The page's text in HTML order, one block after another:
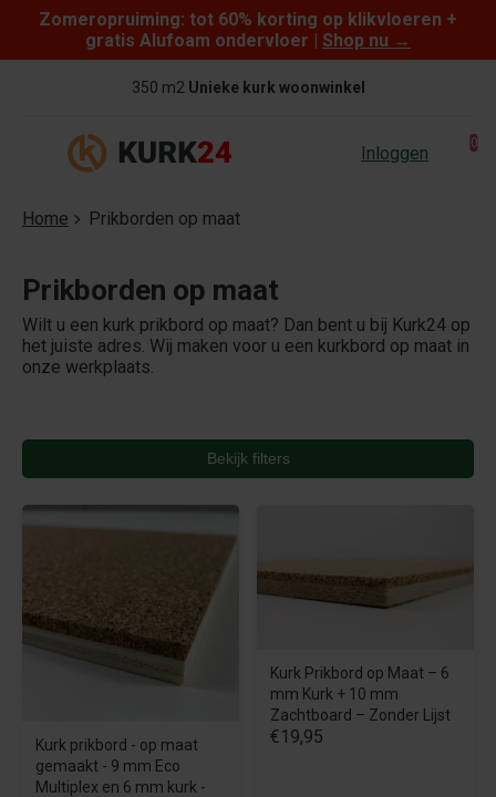
Skip to content
Zomeropruiming: tot 60% korting op klikvloeren +
gratis Alufoam ondervloer | Shop nu →
350 m2 Unieke kurk woonwinkel
Inloggen 0
Home Prikborden op maat
Prikborden op maat
Wilt u een kurk prikbord op maat? Dan bent u bij Kurk24 op
het juiste adres. Wij maken voor u een kurkbord op maat in
onze werkplaats.
Bekijk filters
Kurk prikbord - op maat
gemaakt - 9 mm Eco
Multiplex en 6 mm kurk -
Kurk Prikbord op Maat – 6
mm Kurk + 10 mm
Zachtboard – Zonder Lijst
€19,95